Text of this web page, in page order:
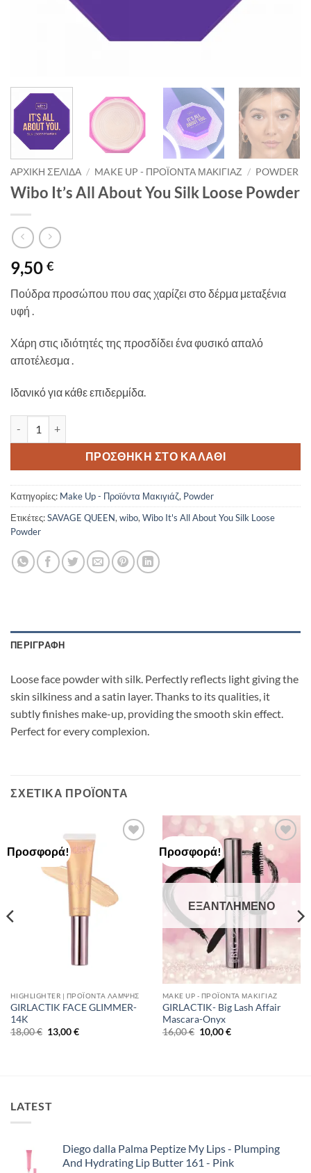
ΑΡΧΙΚΉ ΣΕΛΊΔΑ / MAKE UP - ΠΡΟΪΌΝΤΑ ΜΑΚΙΓΙΆΖ / POWDER
Wibo It’s All About You Silk Loose Powder
9,50 €
Πούδρα προσώπου που σας χαρίζει στο δέρμα μεταξένια
υφή .
Χάρη στις ιδιότητές της προσδίδει ένα φυσικό απαλό
αποτέλεσμα .
Ιδανικό για κάθε επιδερμίδα.
ΠΡΟΣΘΉΚΗ ΣΤΟ ΚΑΛΆΘΙ
Κατηγορίες: Make Up - Προϊόντα Μακιγιάζ, Powder
Ετικέτες:SAVAGE QUEEN, wibo, Wibo It's All About You Silk Loose
Powder
ΠΕΡΙΓΡΑΦΉ
Loose face powder with silk. Perfectly reflects light giving the
skin silkiness and a satin layer. Thanks to its qualities, it
subtly finishes make-up, providing the smooth skin effect.
Perfect for every complexion.
ΣΧΕΤΙΚΆ ΠΡΟΪΌΝΤΑ
Προσφορά!
HIGHLIGHTER | ΠΡΟΪΌΝΤΑ ΛΆΜΨΗΣ
GIRLACTIK FACE GLIMMER-
14K
18,00€ Original
price
13,00€Η
Προσφορά!
Add to
Wishlist
ΕΞΑΝΤΛΗΜΈΝΟ
MAKE UP - ΠΡΟΪΌΝΤΑ ΜΑΚΙΓΙΆΖ
GIRLACTIK- Big Lash Affair
Mascara-Onyx
16,00€ Original
price
10,00€Η
LATEST
Diego dalla Palma Peptize My Lips - Plumping
And Hydrating Lip Butter 161 - Pink